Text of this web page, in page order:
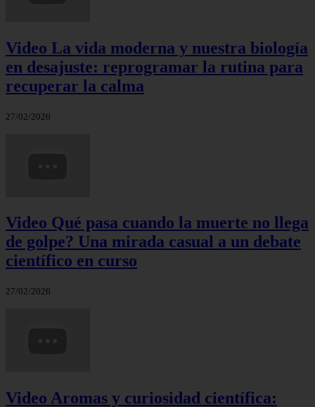
Video La vida moderna y nuestra biología
en desajuste: reprogramar la rutina para
recuperar la calma
27/02/2026
Video Qué pasa cuando la muerte no llega
de golpe? Una mirada casual a un debate
científico en curso
27/02/2026
Video Aromas y curiosidad científica: